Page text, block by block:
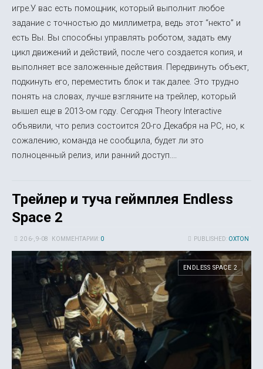
игре.У вас есть помощник, который выполнит любое
задание с точностью до миллиметра, ведь этот “некто” и
есть Вы. Вы способны управлять роботом, задать ему
цикл движений и действий, после чего создается копия, и
выполняет все заложенные действия. Передвинуть объект,
подкинуть его, переместить блок и так далее. Это трудно
понять на словах, лучше взгляните на трейлер, который
вышел еще в 2013-ом году. Сегодня Theory Interactive
объявили, что релиз состоится 20-го Декабря на PC, но, к
сожалению, команда не сообщила, будет ли это
полноценный релиз, или ранний доступ....
Трейлер и туча геймплея Endless
Space 2
PUBLISHED: OXTON
20 6-, 9-08 КОММЕНТАРИИ: 0
ENDLESS SPACE 2